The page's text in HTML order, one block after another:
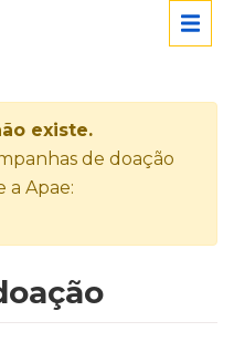
existe.
de doação
a Apae: